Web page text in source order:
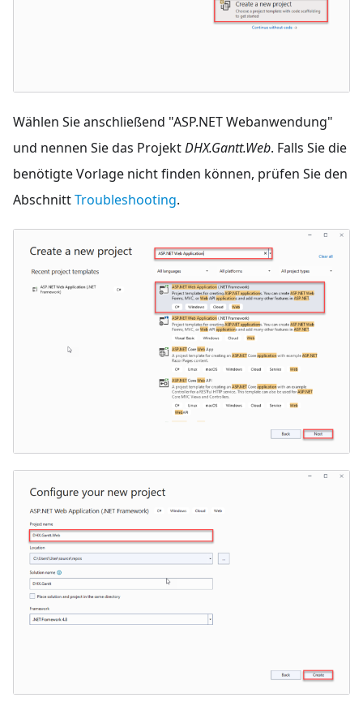
Wählen Sie anschließend "ASP.NET Webanwendung"
und nennen Sie das ProjektDHX.Gantt.Web. Falls Sie die
benötigte Vorlage nicht finden können, prüfen Sie den
AbschnittTroubleshooting.